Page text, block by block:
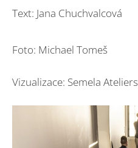
Text: Jana Chuchvalcová
Foto: Michael Tomeš
Vizualizace: Semela Ateliers